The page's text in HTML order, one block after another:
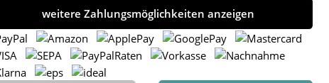
weitere Zahlungsmöglichkeiten anzeigen